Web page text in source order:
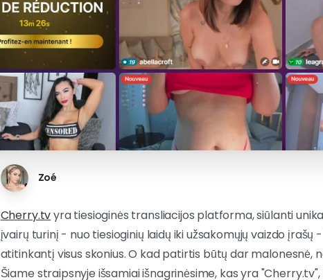
Zoé
Cherry.tvyra tiesioginės transliacijos platforma, siūlanti
įvairų turinį - nuo tiesioginių laidų iki užsakomųjų vaizdo
atitinkantį visus skonius. O kad patirtis būtų dar malonesnė,
Šiame straipsnyje išsamiai išnagrinėsime, kas yra